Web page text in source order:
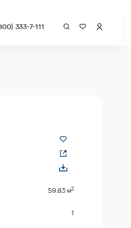
333-7-111
59.83 м2
1